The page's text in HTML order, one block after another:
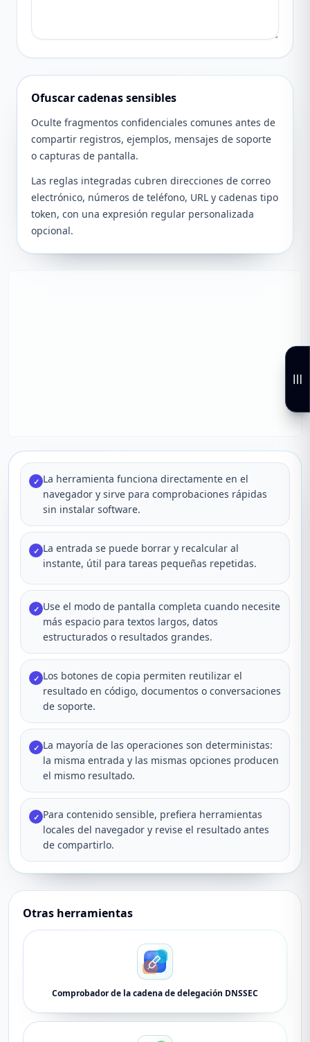
Ofuscar cadenas sensibles
Oculte fragmentos confidenciales comunes antes de
compartir registros, ejemplos, mensajes de soporte
o capturas de pantalla.
Las reglas integradas cubren direcciones de correo
electrónico, números de teléfono, URL y cadenas tipo
token, con una expresión regular personalizada
opcional.
✓ La herramienta funciona directamente en el
navegador y sirve para comprobaciones rápidas
sin instalar software.
✓ La entrada se puede borrar y recalcular al
instante, útil para tareas pequeñas repetidas.
✓ Use el modo de pantalla completa cuando necesite
más espacio para textos largos, datos
estructurados o resultados grandes.
✓ Los botones de copia permiten reutilizar el
resultado en código, documentos o conversaciones
de soporte.
✓ La mayoría de las operaciones son deterministas:
la misma entrada y las mismas opciones producen
el mismo resultado.
✓ Para contenido sensible, prefiera herramientas
locales del navegador y revise el resultado antes
de compartirlo.
Otras herramientas
Comprobador de la cadena de delegación DNSSEC